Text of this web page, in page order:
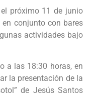
próximo 11 de junio
conjunto con bares
actividades bajo
a las 18:30 horas, en
la presentación de la
de Jesús Santos